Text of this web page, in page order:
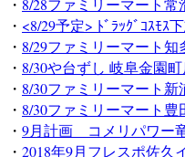
・ 8/28ファミリーマート
・ <8/29予定> ﾄﾞﾗｯｸﾞｺｽﾓｽ
・ 8/29ファミリーマート
・ 8/30や台ずし 岐阜金園
・ 8/30ファミリーマート新
・ 8/30ファミリーマート
・ 9月計画 コメリパワー
・ 2018年9月フレスポ佐久